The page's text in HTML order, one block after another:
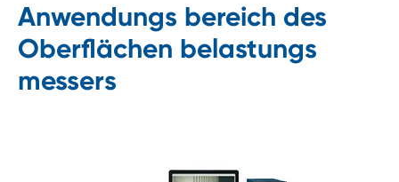
Anwendungs bereich des
Oberflächen belastungs
messers